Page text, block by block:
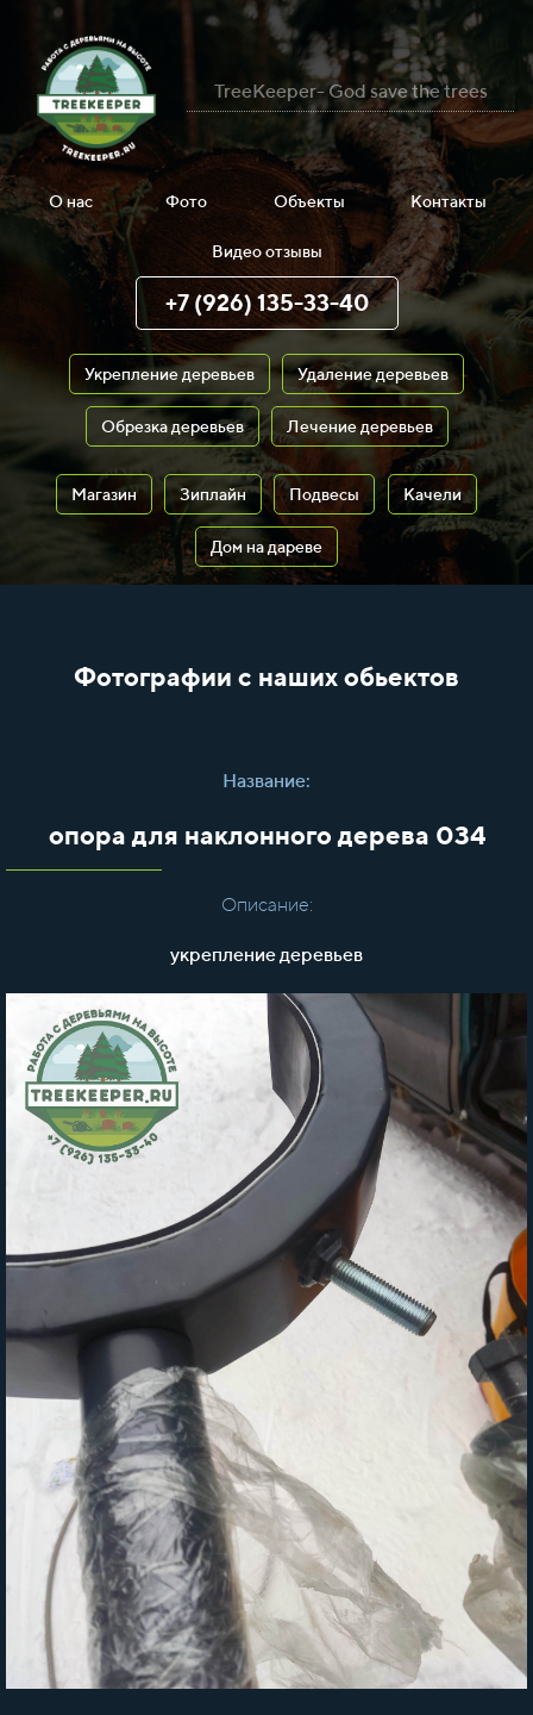
TreeKeeper- God save the trees
О нас Фото Объекты Контакты
Видео отзывы
+7 (926) 135-33-40
Укрепление деревьев Удаление деревьев
Обрезка деревьев Лечение деревьев
Магазин Зиплайн Подвесы Качели
Дом на дареве
Фотографии с наших обьектов
Название:
опора для наклонного дерева 034
Описание:
укрепление деревьев